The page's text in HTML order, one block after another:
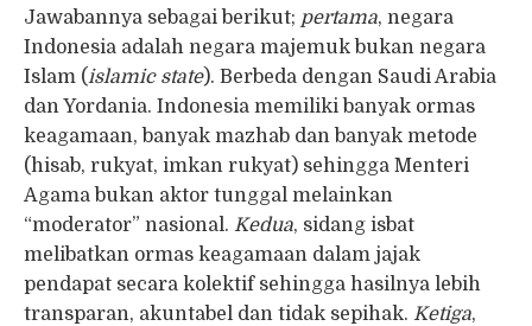
Jawabannya sebagai berikut; pertama, negara
Indonesia adalah negara majemuk bukan negara
Islam (islamic state). Berbeda dengan Saudi Arabia
dan Yordania. Indonesia memiliki banyak ormas
keagamaan, banyak mazhab dan banyak metode
(hisab, rukyat, imkan rukyat) sehingga Menteri
Agama bukan aktor tunggal melainkan
“moderator” nasional. Kedua, sidang isbat
melibatkan ormas keagamaan dalam jajak
pendapat secara kolektif sehingga hasilnya lebih
transparan, akuntabel dan tidak sepihak. Ketiga,